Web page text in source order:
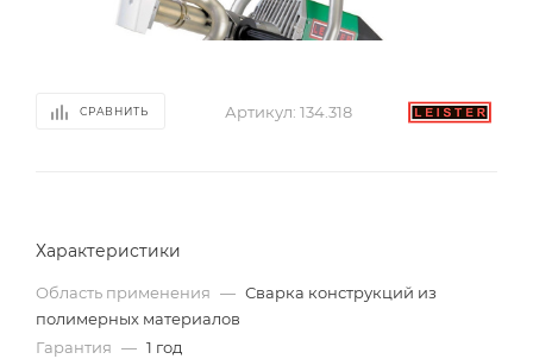
СРАВНИТЬ Артикул: 134.318
Характеристики
Область применения — Сварка конструкций из
полимерных материалов
Гарантия — 1 год